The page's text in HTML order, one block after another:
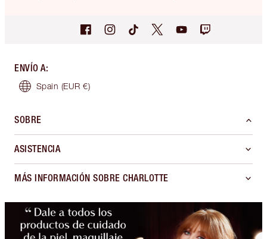
ENVÍO A:
Spain (EUR €)
SOBRE
ASISTENCIA
MÁS INFORMACIÓN SOBRE CHARLOTTE